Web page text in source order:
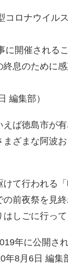
コロナウイル
に開催される
終息のために
編集部）
えば徳島市が
まざまな阿波
けて行われる
の前夜祭を見終
しごに行って
年に公開さ
年8月6日 編集